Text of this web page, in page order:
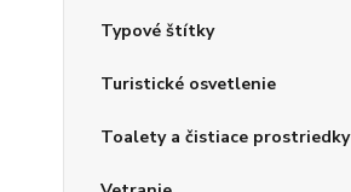
Typové štítky
Turistické osvetlenie
Toalety a čistiace prostriedky